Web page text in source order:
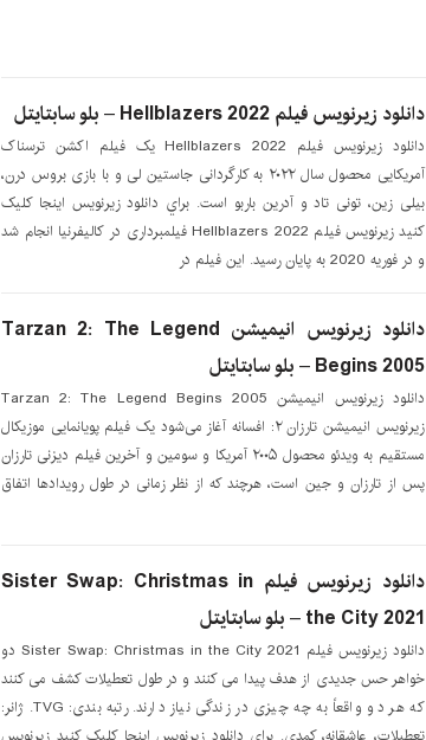
دانلود زیرنویس فیلم Hellblazers 2022 – بلو سابتايتل
دانلود زیرنویس فیلم Hellblazers 2022 یک فیلم اکشن ترسناک
آمریکایی محصول سال ۲۰۲۲ به کارگردانی جاستین لی و با بازی بروس درن،
بیلی زین، تونی تاد و آدرین باربو است. براي دانلود زيرنويس اينجا کليک
کنيد زیرنویس فیلم Hellblazers 2022 فیلمبرداری در کالیفرنیا انجام شد
و در فوریه 2020 به پایان رسید. این فیلم در
دانلود زیرنویس انیمیشن Tarzan 2: The Legend
Begins 2005 – بلو سابتايتل
دانلود زیرنویس انیمیشن Tarzan 2: The Legend Begins 2005
زیرنویس انیمیشن تارزان ۲: افسانه آغاز می‌شود یک فیلم پویانمایی موزیکال
مستقیم به ویدئو محصول ۲۰۰۵ آمریکا و سومین و آخرین فیلم دیزنی تارزان
پس از تارزان و جین است، هرچند که از نظر زمانی در طول رویدادها اتفاق
دانلود زیرنویس فیلم Sister Swap: Christmas in
the City 2021 – بلو سابتايتل
دانلود زیرنویس فیلم Sister Swap: Christmas in the City 2021 دو
خواهر حس جدیدی از هدف پیدا می کنند و در طول تعطیلات کشف می کنند
که هر دو واقعاً به چه چیزی در زندگی نیاز دارند. رتبه بندی: TVG. ژانر: